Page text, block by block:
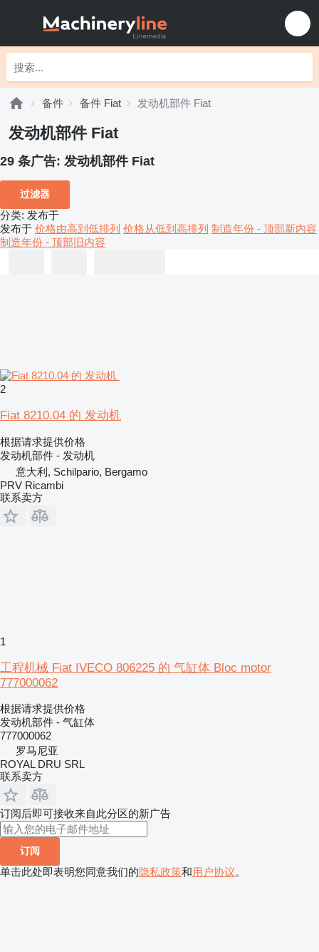
备件 备件 Fiat 发动机部件 Fiat
发动机部件 Fiat
29 条广告: 发动机部件 Fiat
过滤器
分类: 发布于
发布于 价格由高到低排列 价格从低到高排列 制造年份 - 顶部新内容
制造年份 - 顶部旧内容
2
Fiat 8210.04 的 发动机
根据请求提供价格
发动机部件 - 发动机
意大利, Schilpario, Bergamo
PRV Ricambi
联系卖方
1
工程机械 Fiat IVECO 806225 的 气缸体 Bloc motor
777000062
根据请求提供价格
发动机部件 - 气缸体
777000062
罗马尼亚
ROYAL DRU SRL
联系卖方
订阅后即可接收来自此分区的新广告
订阅
单击此处即表明您同意我们的隐私政策和用户协议。